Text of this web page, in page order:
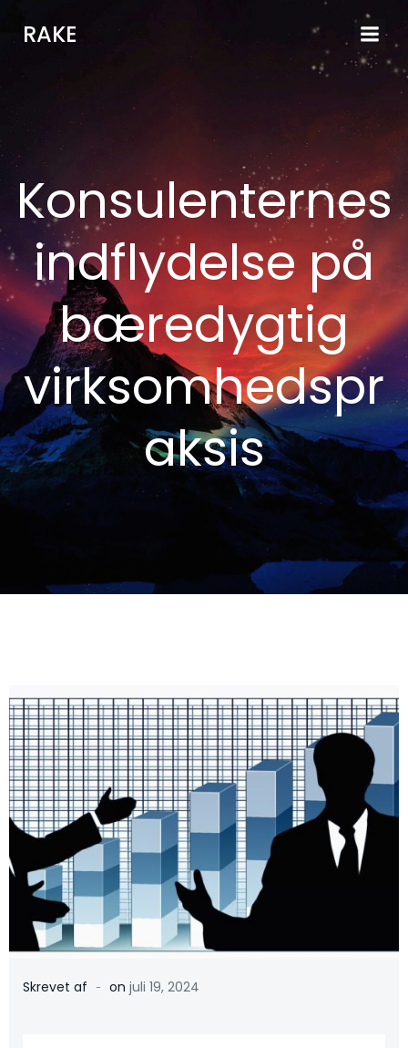
RAKE
Konsulenternes
indflydelse på
bæredygtig
virksomhedspr
aksis
Skrevet af - on juli 19, 2024